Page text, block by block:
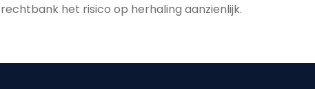
rechtbank het risico op herhaling aanzienlijk.